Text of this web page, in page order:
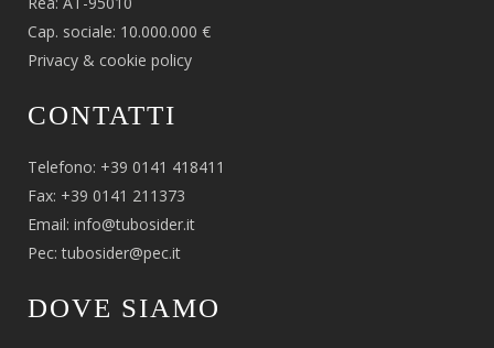
Cap. sociale: 10.000.000 €
Privacy & cookie policy
CONTATTI
Telefono: +39 0141 418411
Fax: +39 0141 211373
Email: info@tubosider.it
Pec: tubosider@pec.it
DOVE SIAMO